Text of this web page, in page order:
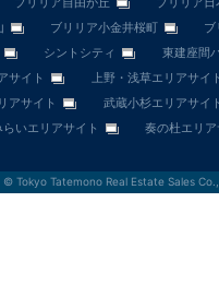
ブリリア小金井桜町
ブ
シントシティ
東建座間
サイト
上野・浅草エリアサイト
アサイト
武蔵小杉エリアサイト
いエリアサイト
奏の杜エリア
Tokyo Tatemono Real Estate Sales